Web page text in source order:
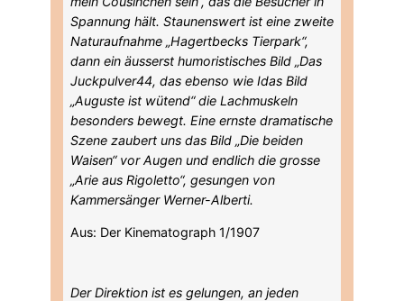
Spannung hält. Staunenswert ist eine zweite
Naturaufnahme „Hagertbecks Tierpark“,
dann ein äusserst humoristisches Bild „Das
Juckpulver44, das ebenso wie Idas Bild
„Auguste ist wütend“ die Lachmuskeln
besonders bewegt. Eine ernste dramatische
Szene zaubert uns das Bild „Die beiden
Waisen“ vor Augen und endlich die grosse
„Arie aus Rigoletto“, gesungen von
Kammersänger Werner-Alberti.
Aus: Der Kinematograph 1/1907
Der Direktion ist es gelungen, an jeden